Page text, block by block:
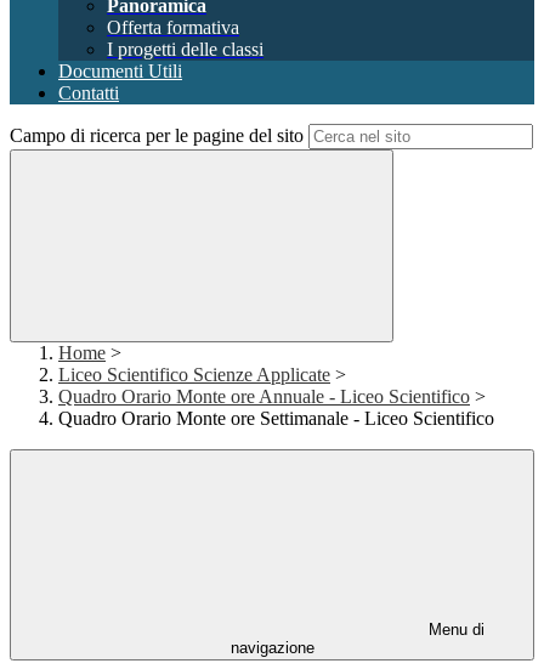
Panoramica
Offerta formativa
I progetti delle classi
Documenti Utili
Contatti
Campo di ricerca per le pagine del sito
Home >
Liceo Scientifico Scienze Applicate >
Quadro Orario Monte ore Annuale - Liceo Scientifico >
Quadro Orario Monte ore Settimanale - Liceo Scientifico
Menu di
navigazione